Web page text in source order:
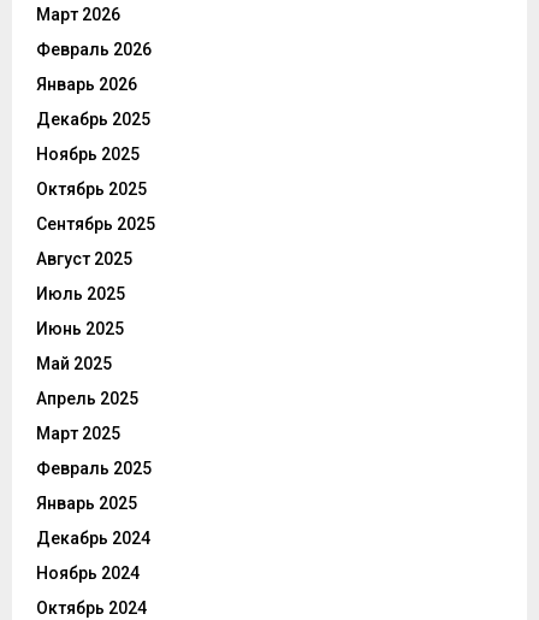
Март 2026
Февраль 2026
Январь 2026
Декабрь 2025
Ноябрь 2025
Октябрь 2025
Сентябрь 2025
Август 2025
Июль 2025
Июнь 2025
Май 2025
Апрель 2025
Март 2025
Февраль 2025
Январь 2025
Декабрь 2024
Ноябрь 2024
Октябрь 2024